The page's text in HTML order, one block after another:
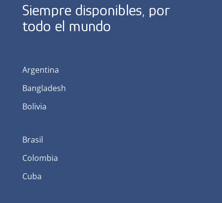
Siempre disponibles, por
todo el mundo
Argentina
Bangladesh
Bolivia
Brasil
Colombia
Cuba